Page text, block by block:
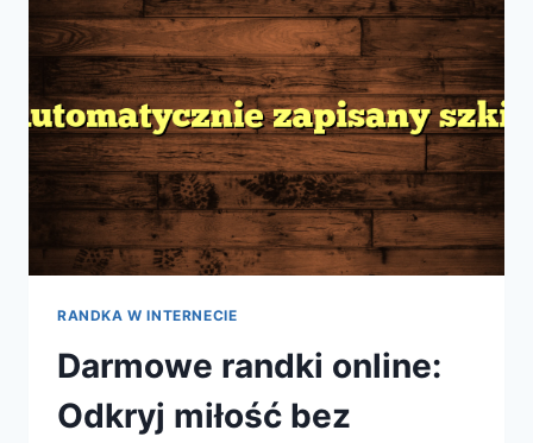
W
SIECI
RANDKA W INTERNECIE
Darmowe randki online:
Odkryj miłość bez